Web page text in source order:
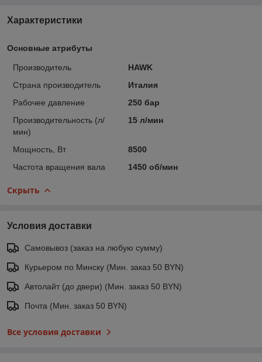
Характеристики
Основные атрибуты
Производитель
HAWK
Страна производитель
Италия
Рабочее давление
250 бар
Производительность (л/
мин)
15 л/мин
Мощность, Вт
8500
Частота вращения вала
1450 об/мин
Скрыть
Условия доставки
Самовывоз (заказ на любую сумму)
Курьером по Минску (Мин. заказ 50 BYN)
Автолайт (до двери) (Мин. заказ 50 BYN)
Почта (Мин. заказ 50 BYN)
Все условия доставки